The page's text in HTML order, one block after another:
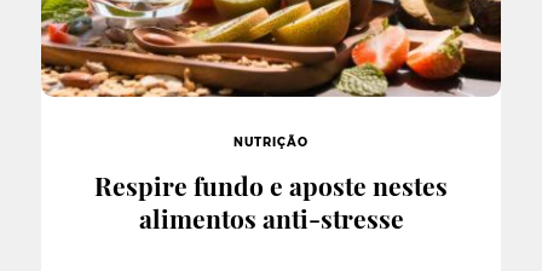
NUTRIÇÃO
Respire fundo e aposte nestes
alimentos anti-stresse